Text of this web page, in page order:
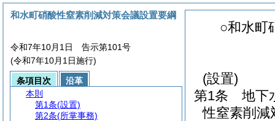
○和水町
(設置)
第1条
地下
性窒素削
和水町硝酸性窒素削減対策会議設置要綱
令和7年10月1日 告示第101号
(令和7年10月1日施行)
条項目次
沿革
本則
第1条(設置)
第2条(所掌事務)